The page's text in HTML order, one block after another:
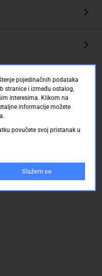
pojedinačnih podataka
stranice i između ostalog,
interesima. Klikom na
informacije možete
povučete svoj pristanak u
Slažem se